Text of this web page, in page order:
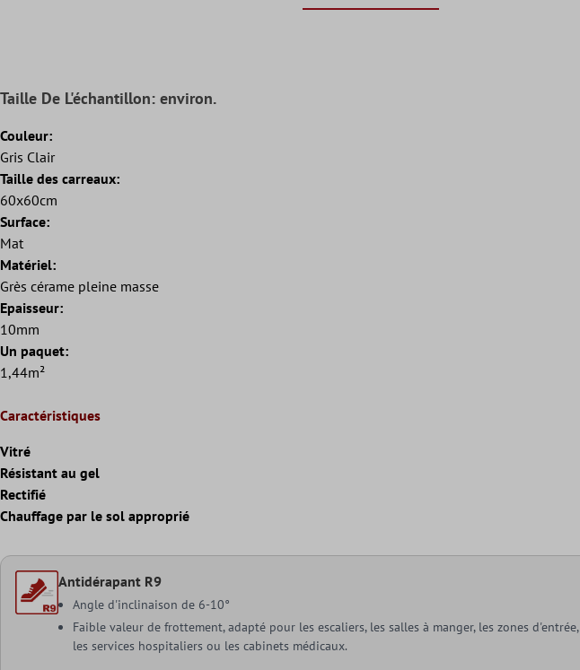
Taille De L'échantillon: environ.
Couleur:
Gris Clair
Taille des carreaux:
60x60cm
Surface:
Mat
Matériel:
Grès cérame pleine masse
Epaisseur:
10mm
Un paquet:
1,44m²
Caractéristiques
Vitré
Résistant au gel
Rectifié
Chauffage par le sol approprié
Antidérapant R9
Angle d'inclinaison de 6-10°
Faible valeur de frottement, adapté pour les escaliers, les salles à manger, les zones d'entrée,
les services hospitaliers ou les cabinets médicaux.